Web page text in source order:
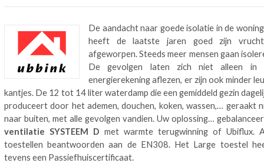
De aandacht naar goede isolatie in de
heeft de laatste jaren goed zijn
afgeworpen. Steeds meer mensen gaan
De gevolgen laten zich niet alleen in
energierekening aflezen, er zijn ook minder
kantjes. De 12 tot 14 liter waterdamp die een gemiddeld gezin
produceert door het ademen, douchen, koken, wassen,… geraakt
naar buiten, met alle gevolgen vandien. Uw oplossing…
ventilatie SYSTEEM D met warmte terugwinning of Ubiflux.
toestellen beantwoorden aan de EN308. Het Large toestel
tevens een Passiefhuiscertificaat.